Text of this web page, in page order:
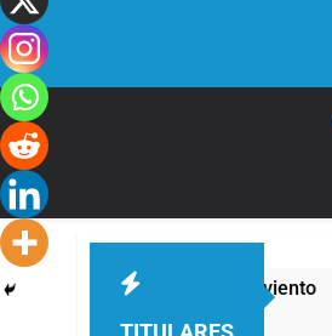
ráfagas de viento